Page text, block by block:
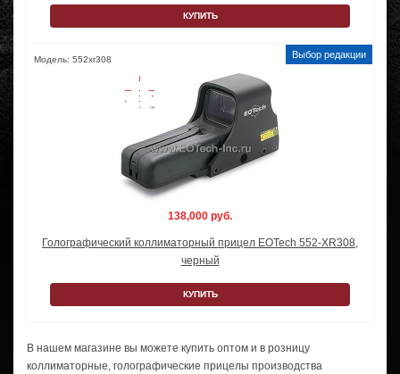
КУПИТЬ
Модель: 552xr308
138,000 руб.
Голографический коллиматорный прицел EOTech 552-XR308,
черный
КУПИТЬ
В нашем магазине вы можете купить оптом и в розницу
коллиматорные, голографические прицелы производства